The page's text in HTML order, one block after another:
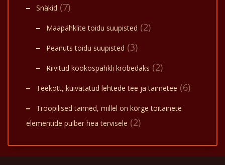
Snäkid (7)
Maapähklite toidu suupisted (2)
Peanuts toidu suupisted (3)
Riivitud kookospähkli krõbedaks (2)
Teekott, kuivatatud lehtede tee ja taimetee (6)
Troopilised taimed, millel on kõrge toitainete
elementide pulber hea tervisele (2)